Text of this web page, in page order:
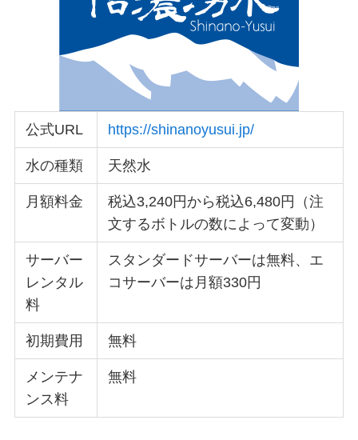
公式URL https://shinanoyusui.jp/
水の種類 天然水
月額料金
税込3,240円から税込6,480円（注
文するボトルの数によって変動）
サーバー
レンタル
料
スタンダードサーバーは無料、エ
コサーバーは月額330円
初期費用 無料
メンテナ
ンス料
無料